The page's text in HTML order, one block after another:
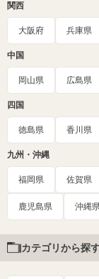
関西
大阪府 兵庫県
中国
岡山県 広島県
四国
徳島県 香川県
九州・沖縄
福岡県 佐賀県
鹿児島県 沖縄
カテゴリから探